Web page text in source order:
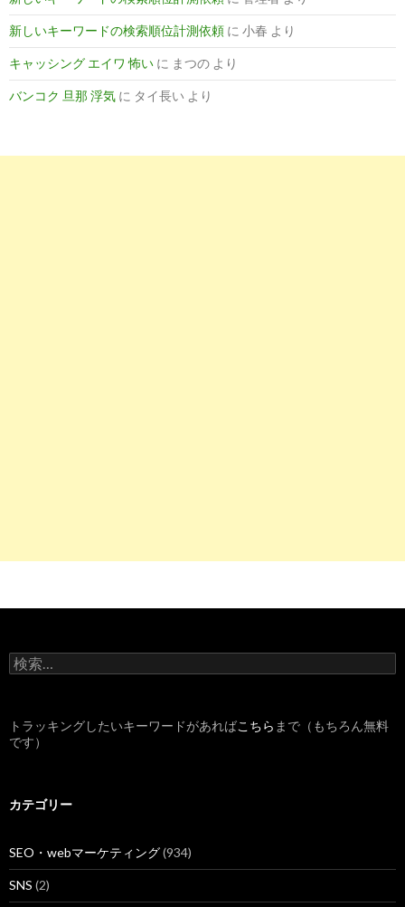
新しいキーワードの検索順位計測依頼 に 小春 より
キャッシング エイワ 怖い に まつの より
バンコク 旦那 浮気 に タイ長い より
検
索
トラッキングしたいキーワードがあればこちら まで（もちろん無料
です）
カテゴリー
SEO・webマーケティング(934)
SNS (2)